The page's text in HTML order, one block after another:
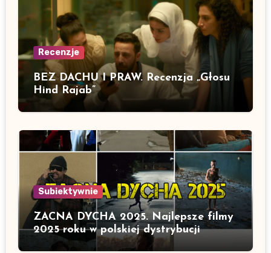
Recenzje
BEZ DACHU I PRAW. Recenzja „Głosu
Hind Rajab”
Subiektywnie
ZACNA DYCHA 2025. Najlepsze filmy
2025 roku w polskiej dystrybucji